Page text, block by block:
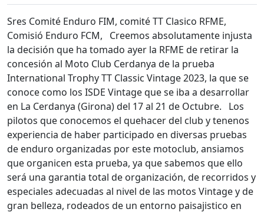
Sres Comité Enduro FIM, comité TT Clasico RFME,
Comisió Enduro FCM, Creemos absolutamente injusta
la decisión que ha tomado ayer la RFME de retirar la
concesión al Moto Club Cerdanya de la prueba
International Trophy TT Classic Vintage 2023, la que se
conoce como los ISDE Vintage que se iba a desarrollar
en La Cerdanya (Girona) del 17 al 21 de Octubre. Los
pilotos que conocemos el quehacer del club y tenenos
experiencia de haber participado en diversas pruebas
de enduro organizadas por este motoclub, ansiamos
que organicen esta prueba, ya que sabemos que ello
será una garantia total de organización, de recorridos y
especiales adecuadas al nivel de las motos Vintage y de
gran belleza, rodeados de un entorno paisajistico en